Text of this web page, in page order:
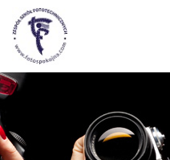
treści